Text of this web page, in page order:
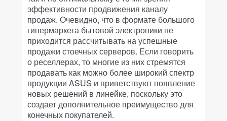
эффективности продвижения каналу
продаж. Очевидно, что в формате большого
гипермаркета бытовой электроники не
приходится рассчитывать на успешные
продажи стоечных серверов. Если говорить
о реселлерах, то многие из них стремятся
продавать как можно более широкий спектр
продукции ASUS и приветствуют появление
новых решений в линейке, поскольку это
создает дополнительное преимущество для
конечных покупателей.